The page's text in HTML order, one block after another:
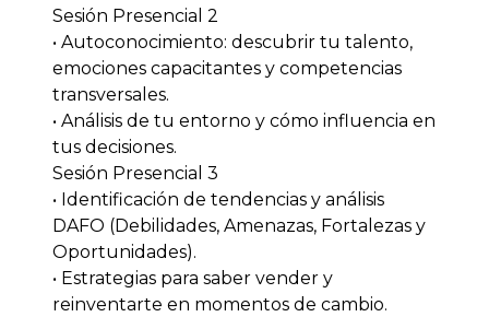
Sesión Presencial 2
• Autoconocimiento: descubrir tu talento,
emociones capacitantes y competencias
transversales.
• Análisis de tu entorno y cómo influencia en
tus decisiones.
Sesión Presencial 3
• Identificación de tendencias y análisis
DAFO (Debilidades, Amenazas, Fortalezas y
Oportunidades).
• Estrategias para saber vender y
reinventarte en momentos de cambio.